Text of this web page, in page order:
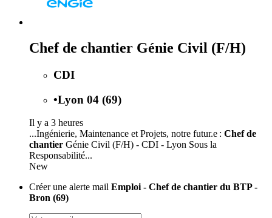
Chef de chantier Génie Civil (F/H)
CDI
•Lyon 04 (69)
Il y a 3 heures
...Ingénierie, Maintenance et Projets, notre futur.e : Chef de
chantier Génie Civil (F/H) - CDI - Lyon Sous la
Responsabilité...
New
Créer une alerte mail Emploi - Chef de chantier du BTP -
Bron (69)